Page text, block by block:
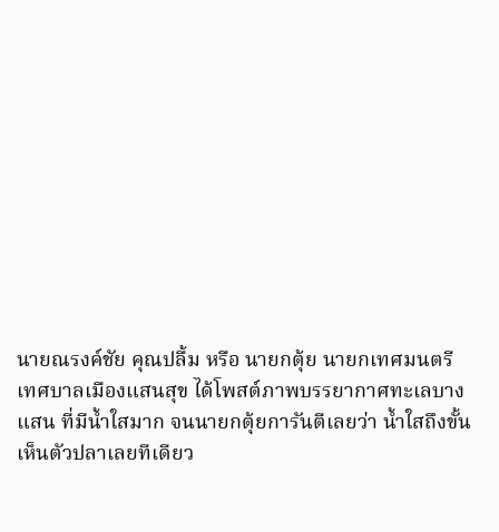
นายณรงค์ชัย คุณปลื้ม หรือ นายกตุ้ย นายกเทศมนตรี
เทศบาลเมืองแสนสุข ได้โพสต์ภาพบรรยากาศทะเลบาง
แสน ที่มีน้ำใสมาก จนนายกตุ้ยการันตีเลยว่า น้ำใสถึงขั้น
เห็นตัวปลาเลยทีเดียว